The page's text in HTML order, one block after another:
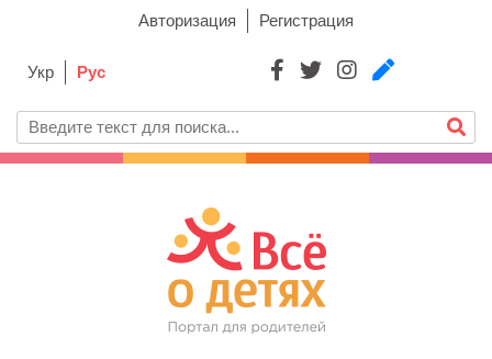
Авторизация Регистрация
Укр Рус